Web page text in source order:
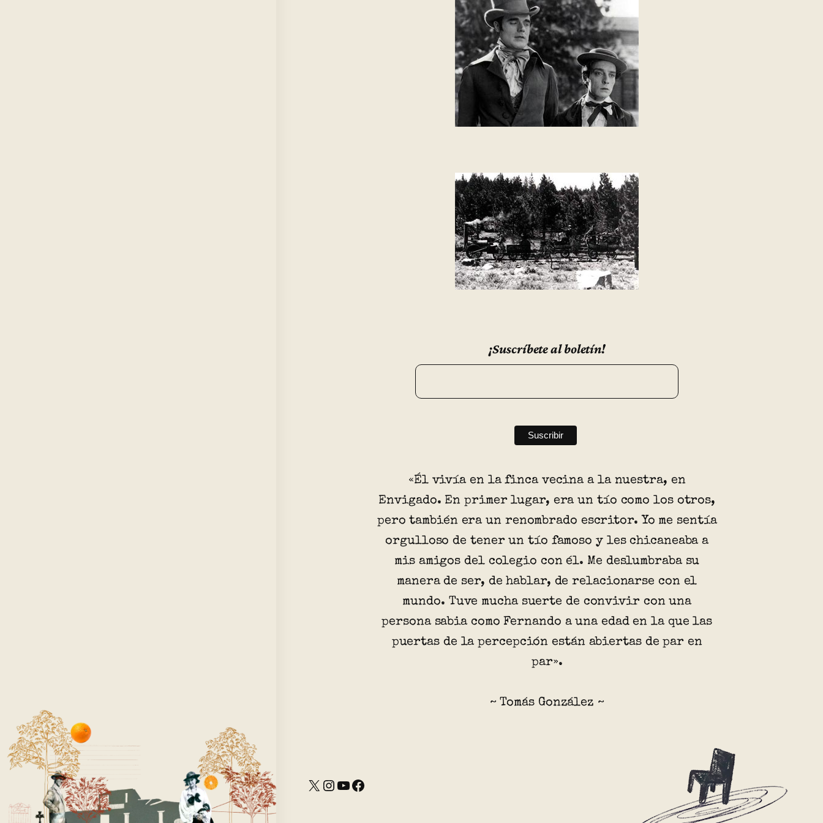
¡Suscríbete al boletín!
«Él vivía en la finca vecina a la nuestra, en
Envigado. En primer lugar, era un tío como los otros,
pero también era un renombrado escritor. Yo me sentía
orgulloso de tener un tío famoso y les chicaneaba a
mis amigos del colegio con él. Me deslumbraba su
manera de ser, de hablar, de relacionarse con el
mundo. Tuve mucha suerte de convivir con una
persona sabia como Fernando a una edad en la que las
puertas de la percepción están abiertas de par en
par».
~ Tomás González ~
X Instagram YouTube Facebook